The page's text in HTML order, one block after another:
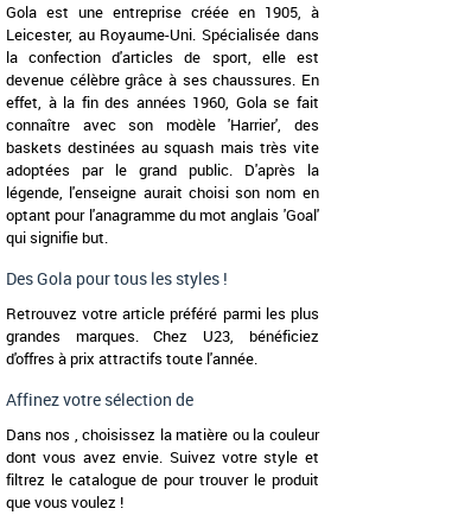
Gola est une entreprise créée en 1905, à
Leicester, au Royaume-Uni. Spécialisée dans
la confection d'articles de sport, elle est
devenue célèbre grâce à ses chaussures. En
effet, à la fin des années 1960, Gola se fait
connaître avec son modèle 'Harrier', des
baskets destinées au squash mais très vite
adoptées par le grand public. D'après la
légende, l'enseigne aurait choisi son nom en
optant pour l'anagramme du mot anglais 'Goal'
qui signifie but.
Des Gola pour tous les styles !
Retrouvez votre article préféré parmi les plus
grandes marques. Chez U23, bénéficiez
d'offres à prix attractifs toute l'année.
Affinez votre sélection de
Dans nos , choisissez la matière ou la couleur
dont vous avez envie. Suivez votre style et
filtrez le catalogue de pour trouver le produit
que vous voulez !